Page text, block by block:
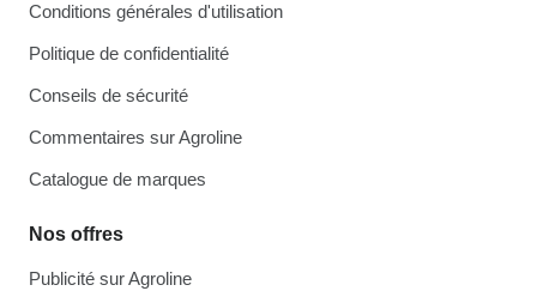
Conditions générales d'utilisation
Politique de confidentialité
Conseils de sécurité
Commentaires sur Agroline
Catalogue de marques
Nos offres
Publicité sur Agroline